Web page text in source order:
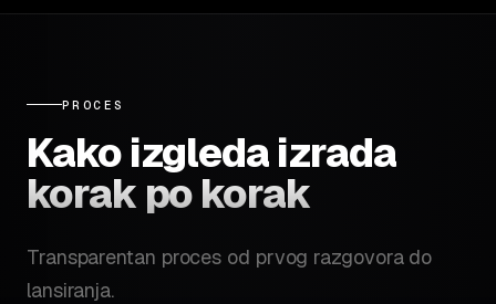
PROCES
Kako izgleda izrada
korak po korak
Transparentan proces od prvog razgovora do
lansiranja.